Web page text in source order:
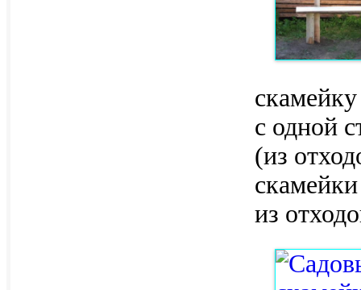
с одной
(из
из